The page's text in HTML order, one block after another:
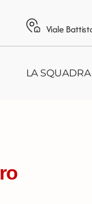
Viale
LA SQUADRA